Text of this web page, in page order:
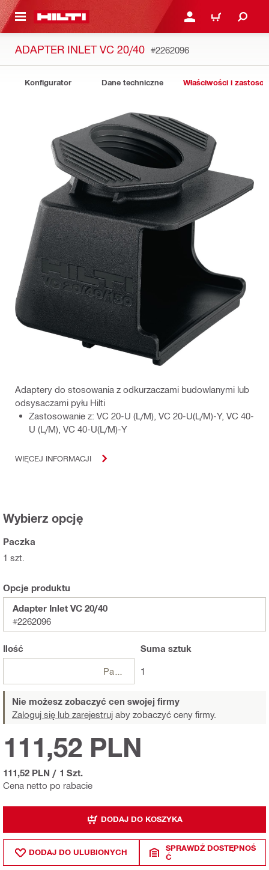
GŁÓWNEJ ZALOGUJ SIĘ LUB
KOSZYK
ADAPTER INLET VC 20/40 #2262096
Konfigurator Dane techniczne Właściwości i
Adaptery do stosowania z odkurzaczami budowlanymi lub
odsysaczami pyłu Hilti
Zastosowanie z: VC 20-U (L/M), VC 20-U(L/M)-Y, VC 40-
U (L/M), VC 40-U(L/M)-Y
WIĘCEJ INFORMACJI
Wybierz opcję
Paczka
1 szt.
Opcje produktu
Adapter Inlet VC 20/40
#2262096
Ilość Suma sztuk
1
Nie możesz zobaczyć cen swojej firmy
Zaloguj się lub zarejestruj aby zobaczyć ceny firmy.
Cena netto po rabacie
111,52 PLN
111,52 PLN / 1 Szt.
DODAJ DO KOSZYKA
DODAJ DO ULUBIONYCH
SPRAWDŹ DOSTĘPNOŚ
Ć